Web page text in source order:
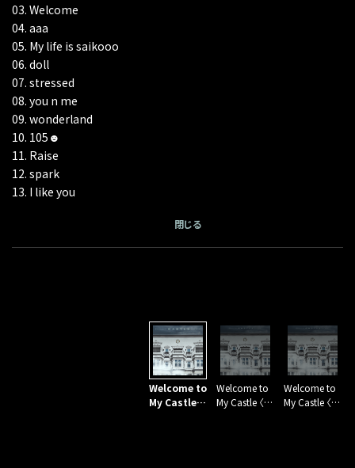
03. Welcome
04. aaa
05. My life is saikooo
06. doll
07. stressed
08. you n me
09. wonderland
10. 105☻
11. Raise
12. spark
13. I like you
閉じる
03. Welcome
04. aaa
05. My life is saikooo
06. doll
07. stressed
08. you n me
09. wonderland
10. 105☻
11. Raise
12. spark
13. I like you
閉じる
03. Welcome
04. aaa
05. My life is saikooo
06. doll
07. stressed
08. you n me
09. wonderland
10. 105☻
11. Raise
12. spark
13. I like you
閉じる
Welcome to
My Castle
Welcome to
My Castle 〈C
Welcome to
My Castle 〈C